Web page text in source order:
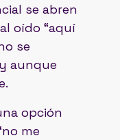
se abren
oído “aquí
se
aunque
opción
me